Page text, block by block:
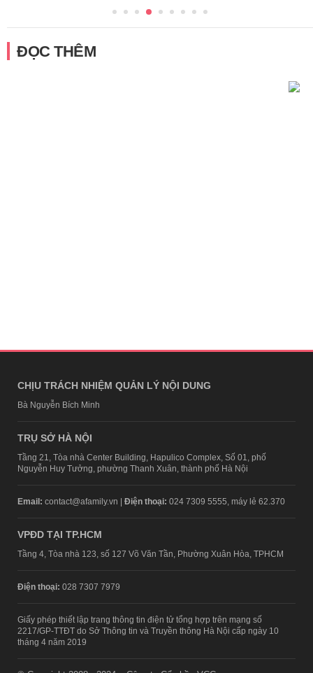
ĐỌC THÊM
CHỊU TRÁCH NHIỆM QUẢN LÝ NỘI DUNG
Bà Nguyễn Bích Minh
TRỤ SỞ HÀ NỘI
Tầng 21, Tòa nhà Center Building, Hapulico Complex, Số 01, phố
Nguyễn Huy Tưởng, phường Thanh Xuân, thành phố Hà Nội
Email: contact@afamily.vn | Điện thoại: 024 7309 5555, máy lẻ 62.370
VPĐD TẠI TP.HCM
Tầng 4, Tòa nhà 123, số 127 Võ Văn Tần, Phường Xuân Hòa, TPHCM
Điện thoại: 028 7307 7979
Giấy phép thiết lập trang thông tin điện tử tổng hợp trên mạng số
2217/GP-TTĐT do Sở Thông tin và Truyền thông Hà Nội cấp ngày 10
tháng 4 năm 2019